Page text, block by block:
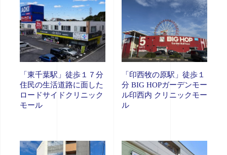
「東千葉駅」徒歩１７分
住民の生活道路に面した
ロードサイドクリニック
モール
「印西牧の原駅」徒歩１
分 BIG HOPガーデンモー
ル印西内 クリニックモー
ル